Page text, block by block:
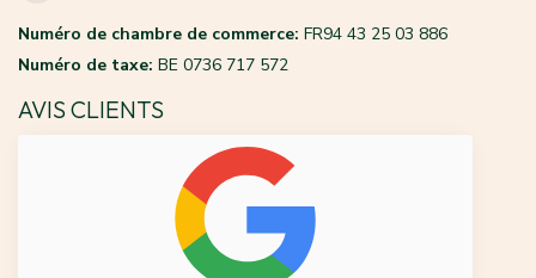
Numéro de chambre de commerce: FR94 43 25 03 886
Numéro de taxe: BE 0736 717 572
AVIS CLIENTS